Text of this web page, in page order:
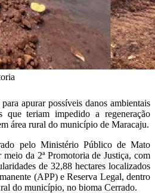
apurar possíveis danos ambientais
que teriam impedido a regeneração
área rural do município de Maracaju.
pelo Ministério Público de Mato
da 2ª Promotoria de Justiça, com
de 32,88 hectares localizados
(APP) e Reserva Legal, dentro
do município, no bioma Cerrado.